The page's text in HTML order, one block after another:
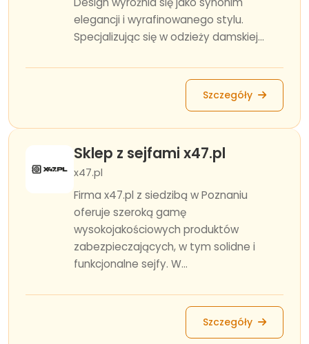
elegancji i wyrafinowanego stylu.
Specjalizując się w odzieży damskiej...
Szczegóły
Sklep z sejfami x47.pl
x47.pl
Firma x47.pl z siedzibą w Poznaniu
oferuje szeroką gamę
wysokojakościowych produktów
zabezpieczających, w tym solidne i
funkcjonalne sejfy. W...
Szczegóły